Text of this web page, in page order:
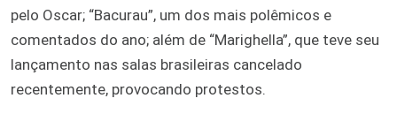
pelo Oscar; “Bacurau”, um dos mais polêmicos e
comentados do ano; além de “Marighella”, que teve seu
lançamento nas salas brasileiras cancelado
recentemente, provocando protestos.